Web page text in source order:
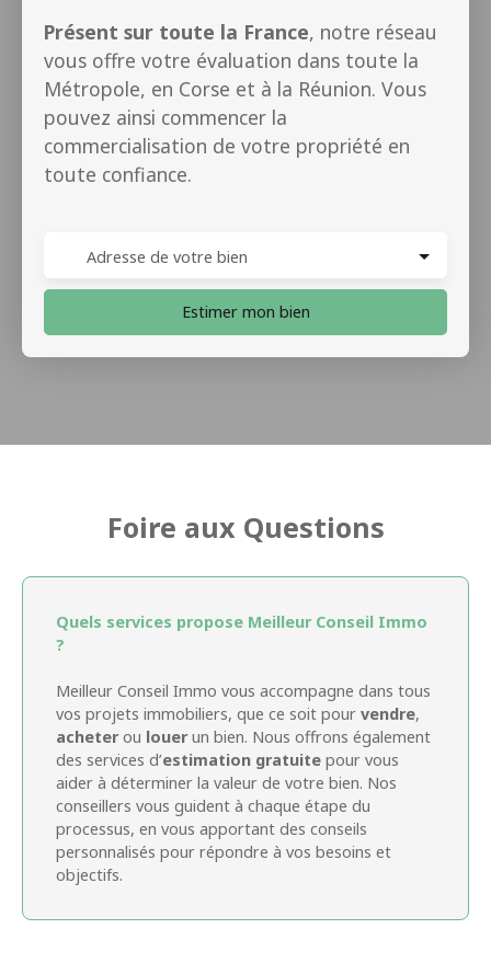
Présent sur toute la France, notre réseau
vous offre votre évaluation dans toute la
Métropole, en Corse et à la Réunion. Vous
pouvez ainsi commencer la
commercialisation de votre propriété en
toute confiance.
Adresse de votre bien
Estimer mon bien
Foire aux Questions
Quels services propose Meilleur Conseil Immo
?
Meilleur Conseil Immo vous accompagne dans tous
vos projets immobiliers, que ce soit pour vendre,
acheterou louerun bien. Nous offrons également
des services d’estimation gratuite pour vous
aider à déterminer la valeur de votre bien. Nos
conseillers vous guident à chaque étape du
processus, en vous apportant des conseils
personnalisés pour répondre à vos besoins et
objectifs.